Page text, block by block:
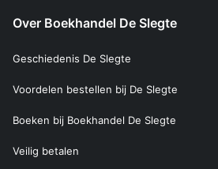
Over Boekhandel De Slegte
Geschiedenis De Slegte
Voordelen bestellen bij De Slegte
Boeken bij Boekhandel De Slegte
Veilig betalen